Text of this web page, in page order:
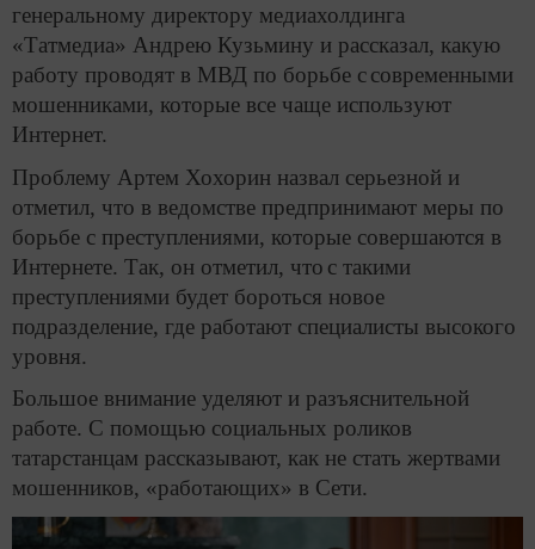
генеральному директору медиахолдинга
«Татмедиа» Андрею Кузьмину и рассказал, какую
работу проводят в МВД по борьбе ссовременными
мошенниками, которые все чаще используют
Интернет.
Проблему Артем Хохорин назвал серьезной и
отметил, что в ведомстве предпринимают меры по
борьбе с преступлениями, которые совершаются в
Интернете. Так, он отметил, что с такими
преступлениями будет бороться новое
подразделение, где работают специалисты высокого
уровня.
Большое внимание уделяют и разъяснительной
работе. С помощью социальных роликов
татарстанцам рассказывают, как не стать жертвами
мошенников, «работающих» в Сети.